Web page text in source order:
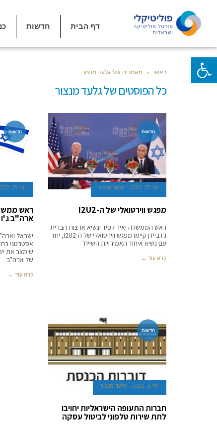
דף הבית חדשות
ראשי » מאמרים של: גלעד מנצור
כל הפוסטים שלגלעד מנצור
חדשות
יולי 17, 2022 גלעד מנצור
מפגש ווירטואלי של ה-I2U2
ראש הממשלה יאיר לפיד ונשיא ארצות הברית
ג'ו ביידן קיימו מפגש ווירטואלי של ה-I2U2, יחד
עם נשיא איחוד האמירויות השייח'
קרא עוד ←
חדשות
יולי 13, 2022
ראש
ארה"ב
ישראל
אסטרטגי
שימצב את
של ארה"ב
קרא עוד ←
חדשות
יולי 3, 2022 גלעד מנצור
חברות התעופה הישראליות יחויבו
לתת שירות טלפוני לביטול עסקה
פתח סרגל נגישות